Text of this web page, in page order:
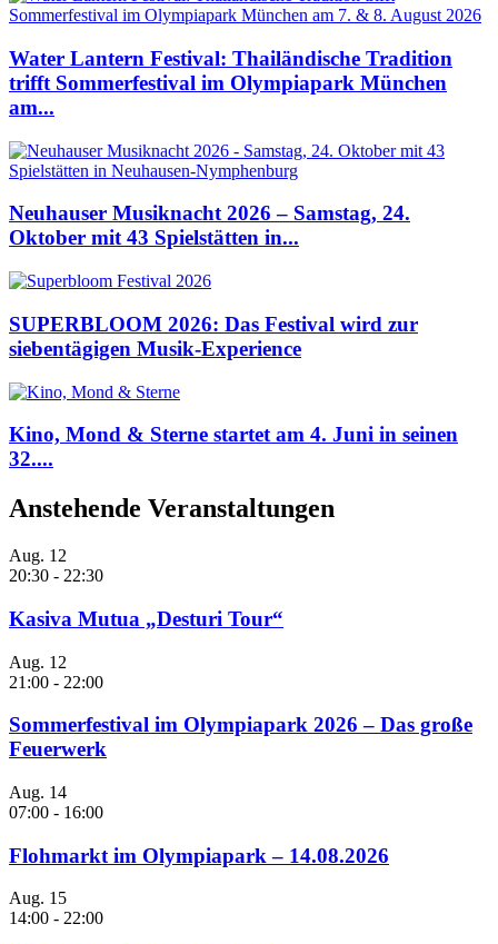
Water Lantern Festival: Thailändische Tradition
trifft Sommerfestival im Olympiapark München
am...
Neuhauser Musiknacht 2026 – Samstag, 24.
Oktober mit 43 Spielstätten in...
SUPERBLOOM 2026: Das Festival wird zur
siebentägigen Musik-Experience
Kino, Mond & Sterne startet am 4. Juni in seinen
32....
Anstehende Veranstaltungen
Aug. 12
20:30 - 22:30
Kasiva Mutua „Desturi Tour“
Aug. 12
21:00 - 22:00
Sommerfestival im Olympiapark 2026 – Das große
Feuerwerk
Aug. 14
07:00 - 16:00
Flohmarkt im Olympiapark – 14.08.2026
Aug. 15
14:00 - 22:00